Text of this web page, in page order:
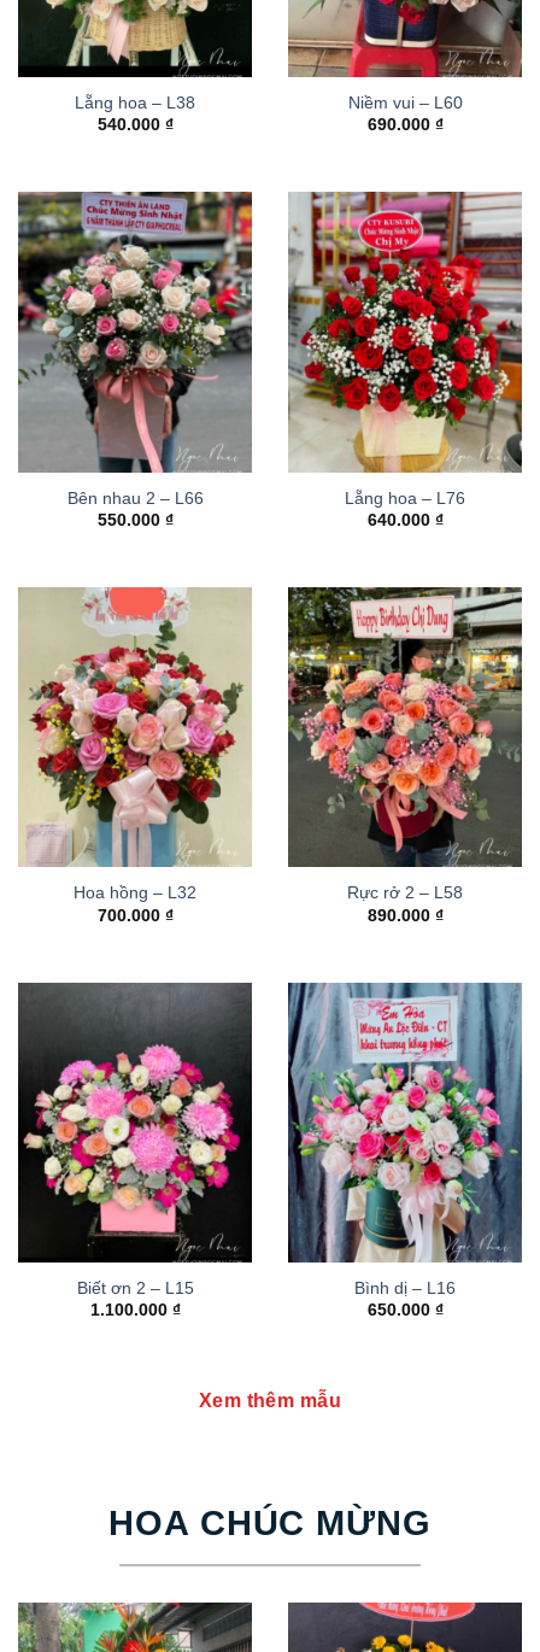
Lẵng hoa – L38
540.000 ₫
Niềm vui – L60
690.000 ₫
Bên nhau 2 – L66
550.000 ₫
Lẵng hoa – L76
640.000 ₫
Hoa hồng – L32
700.000 ₫
Rực rở 2 – L58
890.000 ₫
Biết ơn 2 – L15
1.100.000 ₫
Bình dị – L16
650.000 ₫
Xem thêm mẫu
HOA CHÚC MỪNG